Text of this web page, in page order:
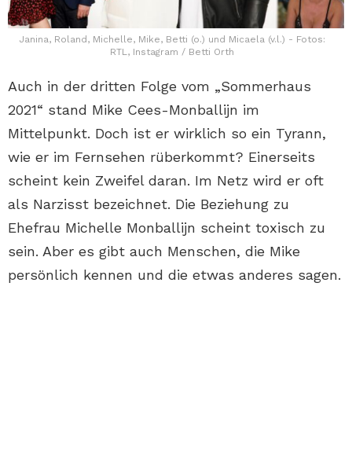
Janina, Roland, Michelle, Mike, Betti (o.) und Micaela (v.l.) - Fotos:
RTL, Instagram / Betti Orth
Auch in der dritten Folge vom „Sommerhaus
2021“ stand Mike Cees-Monballijn im
Mittelpunkt. Doch ist er wirklich so ein Tyrann,
wie er im Fernsehen rüberkommt? Einerseits
scheint kein Zweifel daran. Im Netz wird er oft
als Narzisst bezeichnet. Die Beziehung zu
Ehefrau Michelle Monballijn scheint toxisch zu
sein. Aber es gibt auch Menschen, die Mike
persönlich kennen und die etwas anderes sagen.